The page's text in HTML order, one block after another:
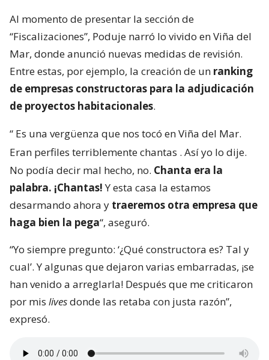
Al momento de presentar la sección de
“Fiscalizaciones”, Poduje narró lo vivido en Viña del
Mar, donde anunció nuevas medidas de revisión.
Entre estas, por ejemplo, la creación de un ranking
de empresas constructoras para la adjudicación
de proyectos habitacionales.
“ Es una vergüenza que nos tocó en Viña del Mar.
Eran perfiles terriblemente chantas . Así yo lo dije.
No podía decir mal hecho, no. Chanta era la
palabra. ¡Chantas!Y esta casa la estamos
desarmando ahora y traeremos otra empresa que
haga bien la pega“, aseguró.
“Yo siempre pregunto: ‘¿Qué constructora es? Tal y
cual’. Y algunas que dejaron varias embarradas, ¡se
han venido a arreglarla! Después que me criticaron
por mis livesdonde las retaba con justa razón”,
expresó.